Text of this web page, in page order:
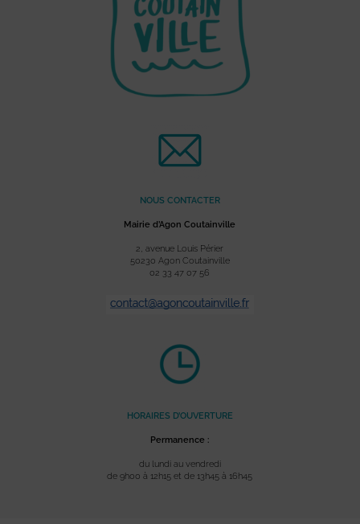
NOUS CONTACTER
Mairie d’Agon Coutainville
2, avenue Louis Périer
50230 Agon Coutainville
02 33 47 07 56
HORAIRES D’OUVERTURE
Permanence :
du lundi au vendredi
de 9h00 à 12h15 et de 13h45 à 16h45